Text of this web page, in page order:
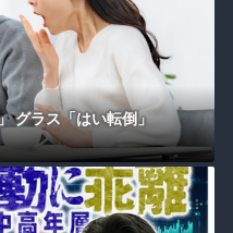
グラス「はい転倒」